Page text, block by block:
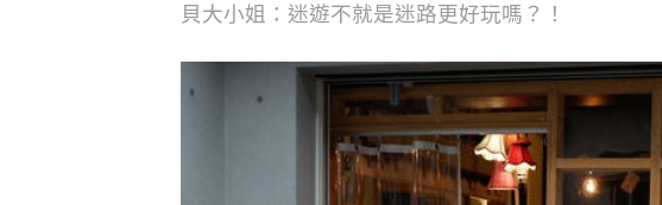
貝大小姐：迷遊不就是迷路更好玩嗎？！